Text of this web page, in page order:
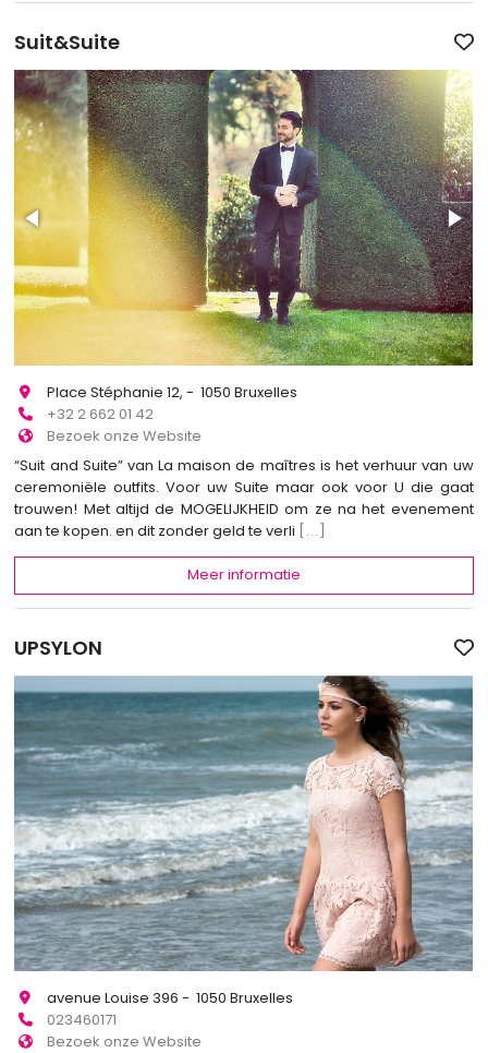
Suit&Suite
Place Stéphanie 12, - 1050 Bruxelles
+32 2 662 01 42
Bezoek onze Website
“Suit and Suite” van La maison de maîtres is het verhuur van uw
ceremoniële outfits. Voor uw Suite maar ook voor U die gaat
trouwen! Met altijd de MOGELIJKHEID om ze na het evenement
aan te kopen. en dit zonder geld te verli [...]
Meer informatie
UPSYLON
avenue Louise 396 - 1050 Bruxelles
023460171
Bezoek onze Website